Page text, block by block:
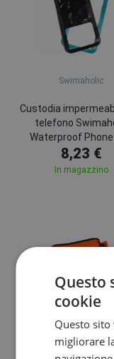
Swimaholic
Custodia
telefono
Waterproof Phone
8,23 €
In magazzino
Swimaholic
Questo
cookie
Questo
migliorare